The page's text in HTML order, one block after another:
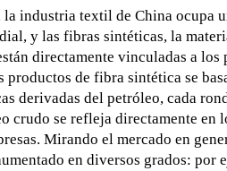
la industria textil de China ocupa
y las fibras sintéticas, la
directamente vinculadas a los
productos de fibra sintética se
derivadas del petróleo, cada
crudo se refleja directamente en
Mirando el mercado en
en diversos grados: por